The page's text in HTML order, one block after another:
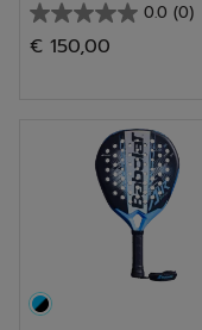
0.0 (0)
0.0
em
€ 150,00